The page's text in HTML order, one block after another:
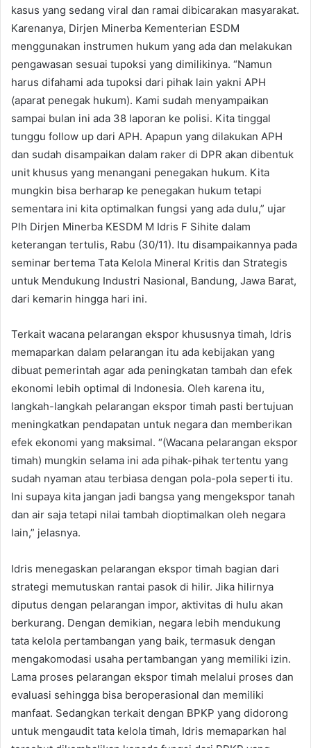
kasus yang sedang viral dan ramai dibicarakan masyarakat.
Karenanya, Dirjen Minerba Kementerian ESDM
menggunakan instrumen hukum yang ada dan melakukan
pengawasan sesuai tupoksi yang dimilikinya. “Namun
harus difahami ada tupoksi dari pihak lain yakni APH
(aparat penegak hukum). Kami sudah menyampaikan
sampai bulan ini ada 38 laporan ke polisi. Kita tinggal
tunggu follow up dari APH. Apapun yang dilakukan APH
dan sudah disampaikan dalam raker di DPR akan dibentuk
unit khusus yang menangani penegakan hukum. Kita
mungkin bisa berharap ke penegakan hukum tetapi
sementara ini kita optimalkan fungsi yang ada dulu,” ujar
Plh Dirjen Minerba KESDM M Idris F Sihite dalam
keterangan tertulis, Rabu (30/11). Itu disampaikannya pada
seminar bertema Tata Kelola Mineral Kritis dan Strategis
untuk Mendukung Industri Nasional, Bandung, Jawa Barat,
dari kemarin hingga hari ini.
Terkait wacana pelarangan ekspor khususnya timah, Idris
memaparkan dalam pelarangan itu ada kebijakan yang
dibuat pemerintah agar ada peningkatan tambah dan efek
ekonomi lebih optimal di Indonesia. Oleh karena itu,
langkah-langkah pelarangan ekspor timah pasti bertujuan
meningkatkan pendapatan untuk negara dan memberikan
efek ekonomi yang maksimal. “(Wacana pelarangan ekspor
timah) mungkin selama ini ada pihak-pihak tertentu yang
sudah nyaman atau terbiasa dengan pola-pola seperti itu.
Ini supaya kita jangan jadi bangsa yang mengekspor tanah
dan air saja tetapi nilai tambah dioptimalkan oleh negara
lain,” jelasnya.
Idris menegaskan pelarangan ekspor timah bagian dari
strategi memutuskan rantai pasok di hilir. Jika hilirnya
diputus dengan pelarangan impor, aktivitas di hulu akan
berkurang. Dengan demikian, negara lebih mendukung
tata kelola pertambangan yang baik, termasuk dengan
mengakomodasi usaha pertambangan yang memiliki izin.
Lama proses pelarangan ekspor timah melalui proses dan
evaluasi sehingga bisa beroperasional dan memiliki
manfaat. Sedangkan terkait dengan BPKP yang didorong
untuk mengaudit tata kelola timah, Idris memaparkan hal